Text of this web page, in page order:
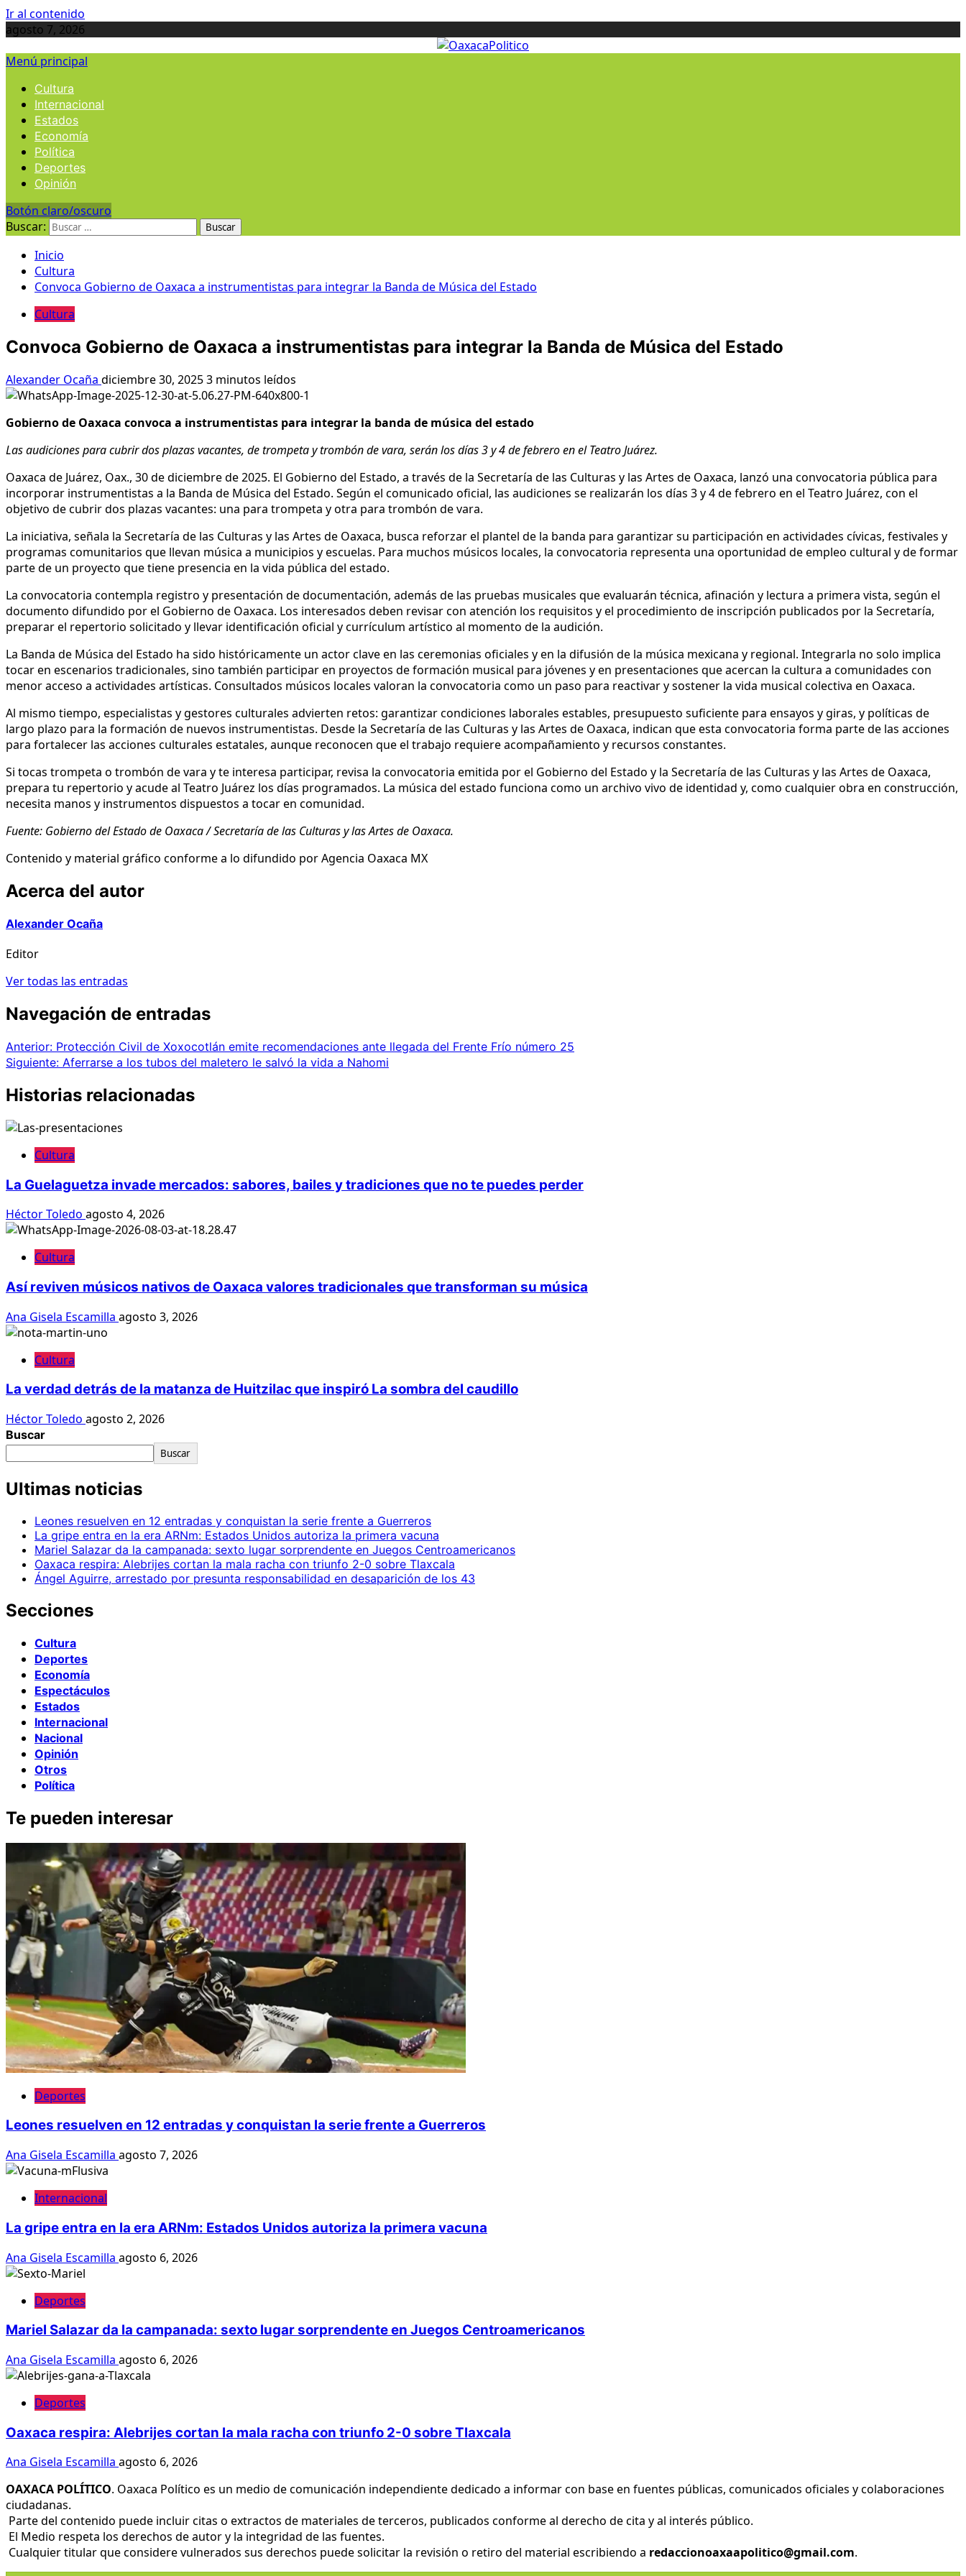
Ir al contenido
agosto 7, 2026
Menú principal
Cultura
Internacional
Estados
Economía
Política
Deportes
Opinión
Botón claro/oscuro
Buscar:
Inicio
Cultura
Convoca Gobierno de Oaxaca a instrumentistas para integrar la Banda de Música del Estado
Cultura
Convoca Gobierno de Oaxaca a instrumentistas para integrar la Banda de Música del Estado
Alexander Ocaña diciembre 30, 20253 minutos leídos
Gobierno de Oaxaca convoca a instrumentistas para integrar la banda de música del estado
Las audiciones para cubrir dos plazas vacantes, de trompeta y trombón de vara, serán los días 3 y 4 de febrero en el Teatro Juárez.
Oaxaca de Juárez, Oax., 30 de diciembre de 2025. El Gobierno del Estado, a través de la Secretaría de las Culturas y las Artes de Oaxaca, lanzó una convocatoria pública para
incorporar instrumentistas a la Banda de Música del Estado. Según el comunicado oficial, las audiciones se realizarán los días 3 y 4 de febrero en el Teatro Juárez, con el
objetivo de cubrir dos plazas vacantes: una para trompeta y otra para trombón de vara.
La iniciativa, señala la Secretaría de las Culturas y las Artes de Oaxaca, busca reforzar el plantel de la banda para garantizar su participación en actividades cívicas, festivales y
programas comunitarios que llevan música a municipios y escuelas. Para muchos músicos locales, la convocatoria representa una oportunidad de empleo cultural y de formar
parte de un proyecto que tiene presencia en la vida pública del estado.
La convocatoria contempla registro y presentación de documentación, además de las pruebas musicales que evaluarán técnica, afinación y lectura a primera vista, según el
documento difundido por el Gobierno de Oaxaca. Los interesados deben revisar con atención los requisitos y el procedimiento de inscripción publicados por la Secretaría,
preparar el repertorio solicitado y llevar identificación oficial y currículum artístico al momento de la audición.
La Banda de Música del Estado ha sido históricamente un actor clave en las ceremonias oficiales y en la difusión de la música mexicana y regional. Integrarla no solo implica
tocar en escenarios tradicionales, sino también participar en proyectos de formación musical para jóvenes y en presentaciones que acercan la cultura a comunidades con
menor acceso a actividades artísticas. Consultados músicos locales valoran la convocatoria como un paso para reactivar y sostener la vida musical colectiva en Oaxaca.
Al mismo tiempo, especialistas y gestores culturales advierten retos: garantizar condiciones laborales estables, presupuesto suficiente para ensayos y giras, y políticas de
largo plazo para la formación de nuevos instrumentistas. Desde la Secretaría de las Culturas y las Artes de Oaxaca, indican que esta convocatoria forma parte de las acciones
para fortalecer las acciones culturales estatales, aunque reconocen que el trabajo requiere acompañamiento y recursos constantes.
Si tocas trompeta o trombón de vara y te interesa participar, revisa la convocatoria emitida por el Gobierno del Estado y la Secretaría de las Culturas y las Artes de Oaxaca,
prepara tu repertorio y acude al Teatro Juárez los días programados. La música del estado funciona como un archivo vivo de identidad y, como cualquier obra en construcción,
necesita manos y instrumentos dispuestos a tocar en comunidad.
Fuente: Gobierno del Estado de Oaxaca / Secretaría de las Culturas y las Artes de Oaxaca.
Contenido y material gráfico conforme a lo difundido por Agencia Oaxaca MX
Acerca del autor
Alexander Ocaña
Editor
Ver todas las entradas
Navegación de entradas
Anterior: Protección Civil de Xoxocotlán emite recomendaciones ante llegada del Frente Frío número 25
Siguiente: Aferrarse a los tubos del maletero le salvó la vida a Nahomi
Historias relacionadas
Cultura
La Guelaguetza invade mercados: sabores, bailes y tradiciones que no te puedes perder
Héctor Toledo agosto 4, 2026
Cultura
Así reviven músicos nativos de Oaxaca valores tradicionales que transforman su música
Ana Gisela Escamilla agosto 3, 2026
Cultura
La verdad detrás de la matanza de Huitzilac que inspiró La sombra del caudillo
Héctor Toledo agosto 2, 2026
Buscar
Buscar
Ultimas noticias
Leones resuelven en 12 entradas y conquistan la serie frente a Guerreros
La gripe entra en la era ARNm: Estados Unidos autoriza la primera vacuna
Mariel Salazar da la campanada: sexto lugar sorprendente en Juegos Centroamericanos
Oaxaca respira: Alebrijes cortan la mala racha con triunfo 2-0 sobre Tlaxcala
Ángel Aguirre, arrestado por presunta responsabilidad en desaparición de los 43
Secciones
Cultura
Deportes
Economía
Espectáculos
Estados
Internacional
Nacional
Opinión
Otros
Política
Te pueden interesar
Deportes
Leones resuelven en 12 entradas y conquistan la serie frente a Guerreros
Ana Gisela Escamilla agosto 7, 2026
Internacional
La gripe entra en la era ARNm: Estados Unidos autoriza la primera vacuna
Ana Gisela Escamilla agosto 6, 2026
Deportes
Mariel Salazar da la campanada: sexto lugar sorprendente en Juegos Centroamericanos
Ana Gisela Escamilla agosto 6, 2026
Deportes
Oaxaca respira: Alebrijes cortan la mala racha con triunfo 2-0 sobre Tlaxcala
Ana Gisela Escamilla agosto 6, 2026
OAXACA POLÍTICO. Oaxaca Político es un medio de comunicación independiente dedicado a informar con base en fuentes públicas, comunicados oficiales y colaboraciones
ciudadanas.
Parte del contenido puede incluir citas o extractos de materiales de terceros, publicados conforme al derecho de cita y al interés público.
El Medio respeta los derechos de autor y la integridad de las fuentes.
Cualquier titular que considere vulnerados sus derechos puede solicitar la revisión o retiro del material escribiendo a redaccionoaxaapolitico@gmail.com.